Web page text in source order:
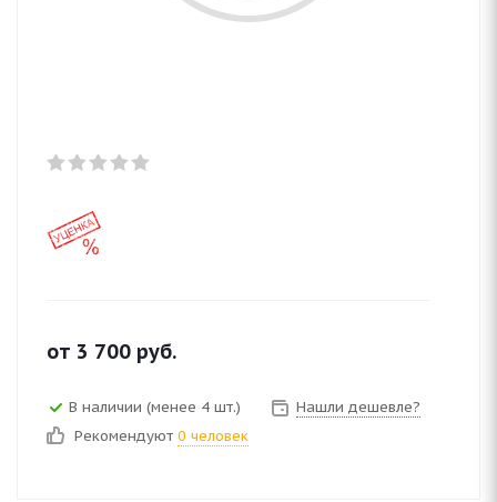
от 3 700 руб.
В наличии (менее 4 шт.)
Нашли дешевле?
Рекомендуют 0 человек